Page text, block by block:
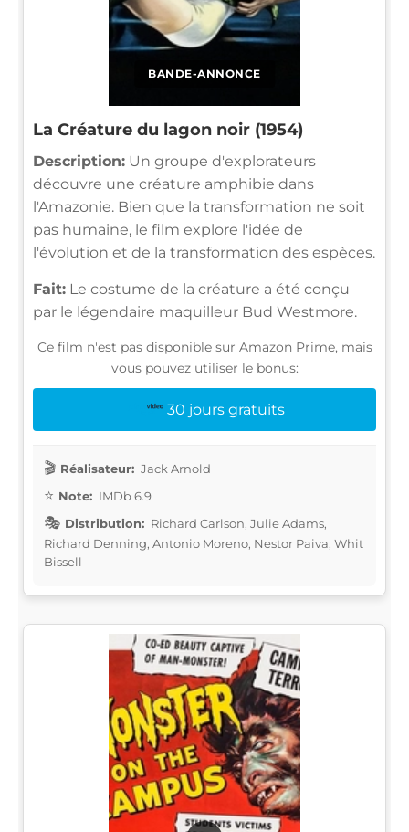
BANDE-ANNONCE
La Créature du lagon noir (1954)
Description: Un groupe d'explorateurs
découvre une créature amphibie dans
l'Amazonie. Bien que la transformation ne soit
pas humaine, le film explore l'idée de
l'évolution et de la transformation des espèces.
Fait: Le costume de la créature a été conçu
par le légendaire maquilleur Bud Westmore.
Ce film n'est pas disponible sur Amazon Prime, mais
vous pouvez utiliser le bonus:
30 jours gratuits
Réalisateur: Jack Arnold
Note: IMDb 6.9
Distribution: Richard Carlson, Julie Adams,
Richard Denning, Antonio Moreno, Nestor Paiva, Whit
Bissell